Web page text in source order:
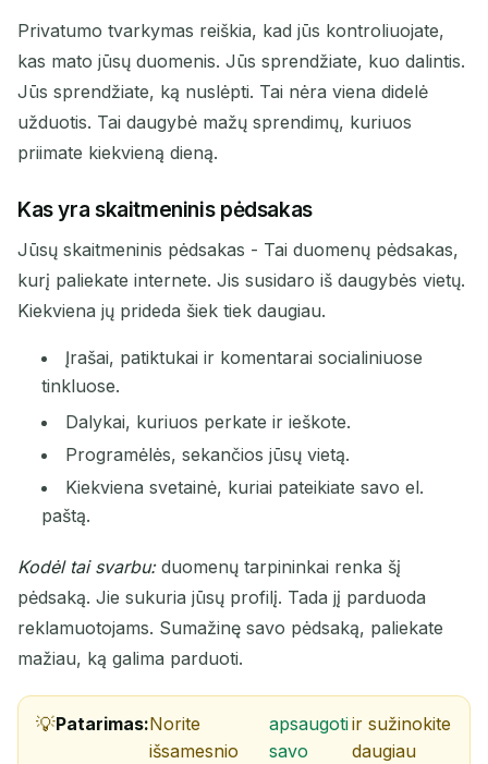
Kopijuoti QR
Ištrinti pasirinktus Keisti el. paštą
Kitas atnaujinimas per 15
SIUNTĖJAS
Laukiama atvykstančių el. laiškų...
Atnaujinti
Privatumo tvarkymas reiškia, kad jūs kontroliuojate,
kas mato jūsų duomenis. Jūs sprendžiate, kuo dalintis.
Jūs sprendžiate, ką nuslėpti. Tai nėra viena didelė
užduotis. Tai daugybė mažų sprendimų, kuriuos
priimate kiekvieną dieną.
Kas yra skaitmeninis pėdsakas
Jūsų skaitmeninis pėdsakas - Tai duomenų pėdsakas,
kurį paliekate internete. Jis susidaro iš daugybės vietų.
Kiekviena jų prideda šiek tiek daugiau.
Įrašai, patiktukai ir komentarai socialiniuose
tinkluose.
Dalykai, kuriuos perkate ir ieškote.
Programėlės, sekančios jūsų vietą.
Kiekviena svetainė, kuriai pateikiate savo el.
paštą.
Kodėl tai svarbu:duomenų tarpininkai renka šį
pėdsaką. Jie sukuria jūsų profilį. Tada jį parduoda
reklamuotojams. Sumažinę savo pėdsaką, paliekate
mažiau, ką galima parduoti.
Patarimas:Norite
išsamesnio
apsaugoti
savo
ir sužinokite
daugiau